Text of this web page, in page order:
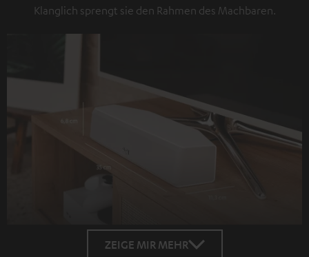
Klanglich sprengt sie den Rahmen des Machbaren.
ZEIGE MIR MEHR